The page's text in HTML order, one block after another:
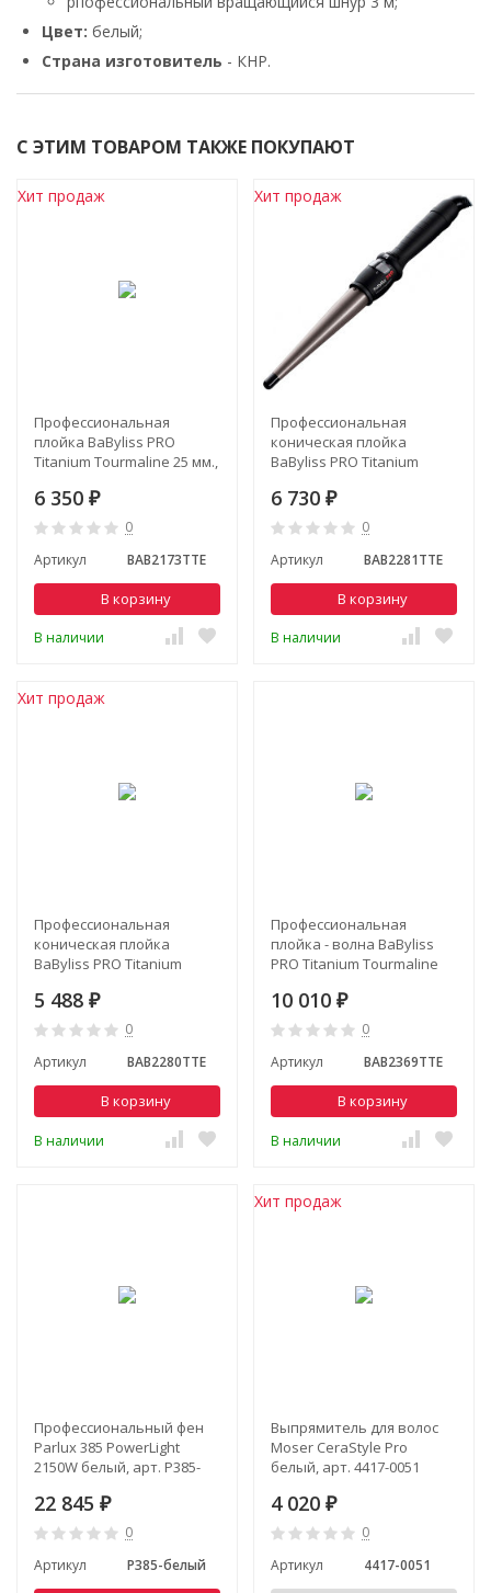
Цвет: белый;
Страна изготовитель - КНР.
С ЭТИМ ТОВАРОМ ТАКЖЕ ПОКУПАЮТ
Хит продаж
Профессиональная
плойка BaByliss PRO
Titanium Tourmaline 25 мм.,
6 350 ₽
0
Артикул
BAB2173TTE
В корзину
В наличии
Хит продаж
Профессиональная
коническая плойка
BaByliss PRO Titanium
BAB2281TTE
6 730 ₽
0
Артикул
BAB2281TTE
В корзину
В наличии
Хит продаж
Профессиональная
коническая плойка
BaByliss PRO Titanium
BAB2280TTE
5 488 ₽
0
Артикул
BAB2280TTE
В корзину
В наличии
Профессиональная
плойка - волна BaByliss
PRO Titanium Tourmaline
BAB2369TTE
10 010 ₽
0
Артикул
BAB2369TTE
В корзину
В наличии
Профессиональный фен
Parlux 385 PowerLight
2150W белый, арт. P385-
22 845 ₽
0
Артикул
P385-белый
Хит продаж
Выпрямитель для волос
Moser CeraStyle Pro
белый, арт. 4417-0051
4 020 ₽
0
Артикул
4417-0051